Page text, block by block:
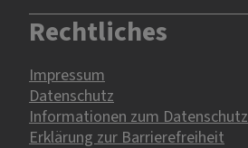
Rechtliches
Impressum
Datenschutz
Informationen zum Datenschutz
Erklärung zur Barrierefreiheit